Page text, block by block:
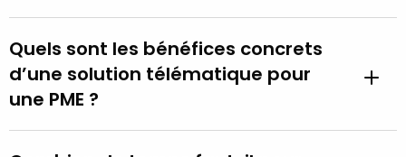
Quels sont les bénéfices concrets
d’une solution télématique pour
une PME ?